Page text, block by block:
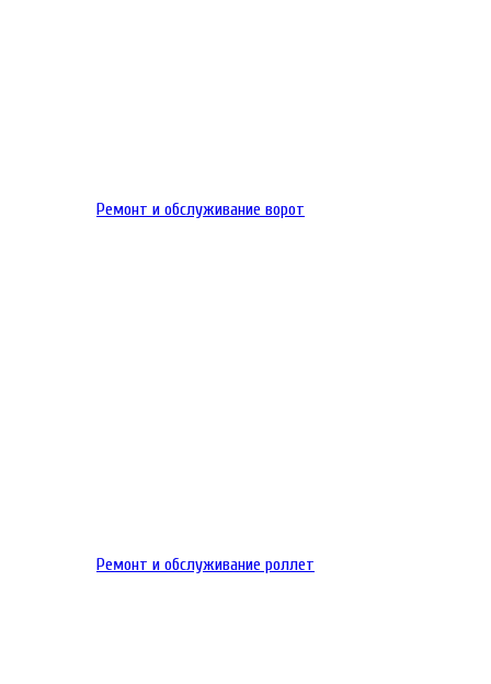
Ремонт и обслуживание ворот
Ремонт и обслуживание роллет